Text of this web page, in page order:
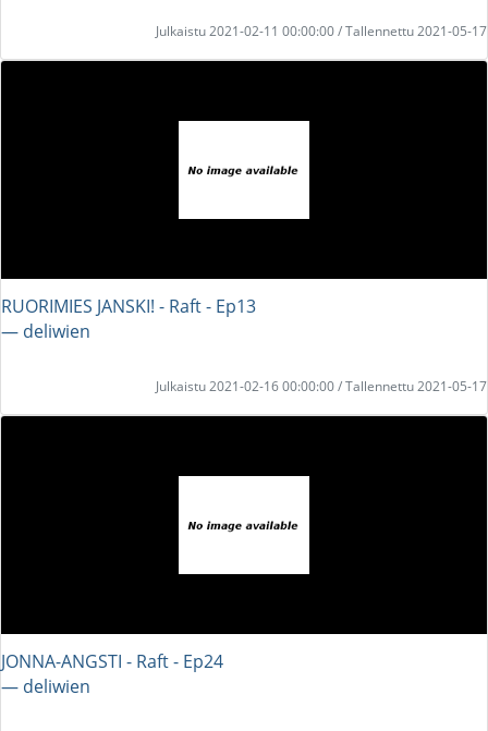
Julkaistu 2021-02-11 00:00:00 / Tallennettu 2021-05-17
RUORIMIES JANSKI! - Raft - Ep13
― deliwien
Julkaistu 2021-02-16 00:00:00 / Tallennettu 2021-05-17
JONNA-ANGSTI - Raft - Ep24
― deliwien